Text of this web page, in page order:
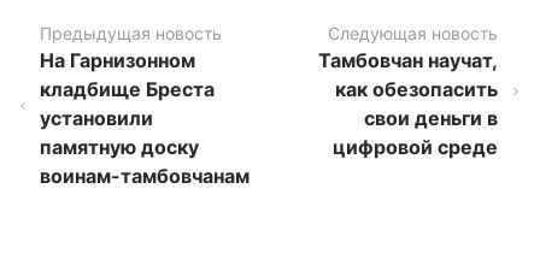
Предыдущая новость
На Гарнизонном
кладбище Бреста
установили
памятную доску
воинам-тамбовчанам
Следующая новость
Тамбовчан научат,
как обезопасить
свои деньги в
цифровой среде